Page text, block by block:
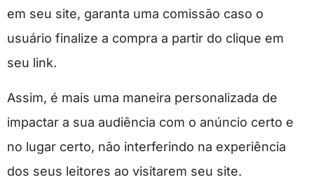
em seu site, garanta uma comissão caso o
usuário finalize a compra a partir do clique em
seu link.
Assim, é mais uma maneira personalizada de
impactar a sua audiência com o anúncio certo e
no lugar certo, não interferindo na experiência
dos seus leitores ao visitarem seu site.